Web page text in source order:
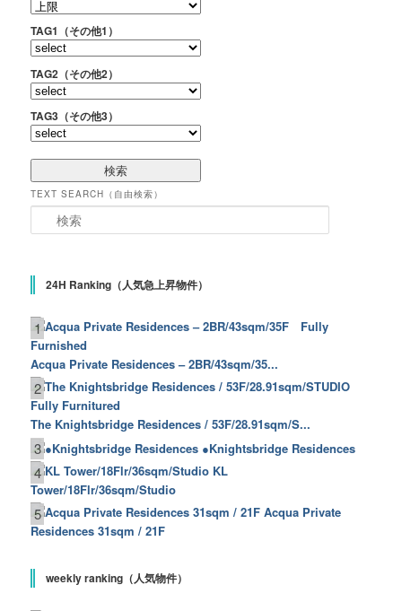
TAG1（その他1）
TAG2（その他2）
TAG3（その他3）
TEXT SEARCH（自由検索）
24H Ranking（人気急上昇物件）
1
Acqua Private Residences – 2BR/43sqm/35...
2
The Knightsbridge Residences / 53F/28.91sqm/S...
3 ●Knightsbridge Residences
4
KL
Tower/18Flr/36sqm/Studio
5
Acqua Private
Residences 31sqm / 21F
weekly ranking（人気物件）